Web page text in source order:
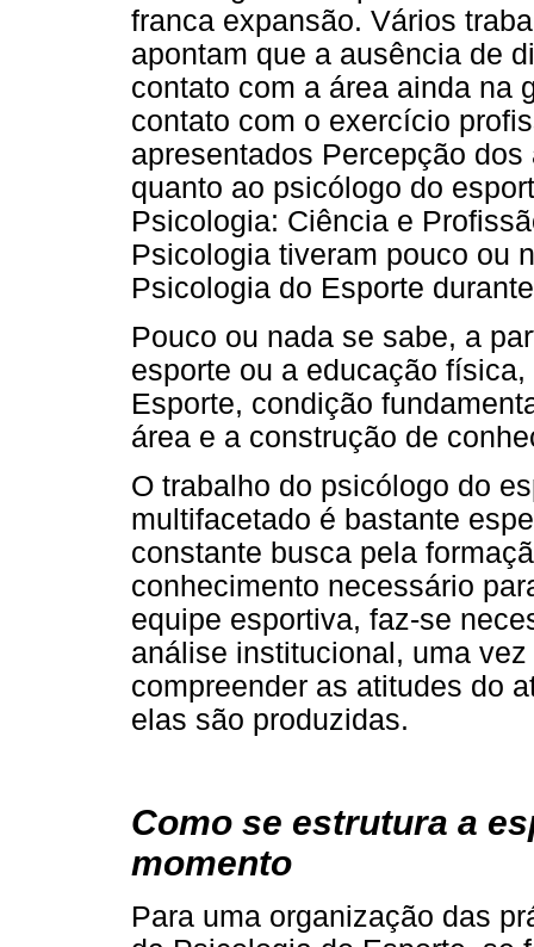
franca expansão. Vários
apontam que a ausência de
contato com a área ainda na
contato com o exercício
apresentados Percepção
quanto ao psicólogo do
Psicologia: Ciência e
Psicologia tiveram pouco ou
Psicologia do Esporte
Pouco ou nada se sabe, a
esporte ou a educação
Esporte, condição
área e a construção de
O trabalho do psicólogo do
multifacetado é bastante
constante busca pela
conhecimento necessário
equipe esportiva, faz-se
análise institucional, uma
compreender as atitudes do
elas são produzidas.
Como se estrutura a
momento
Para uma organização das